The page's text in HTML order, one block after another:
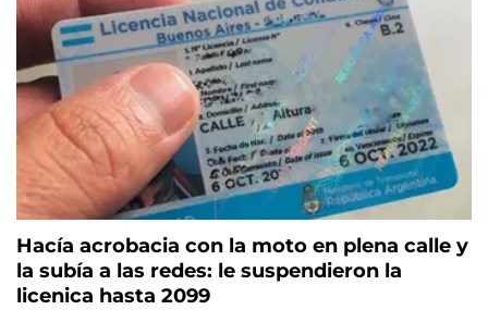
Hacía acrobacia con la moto en plena calle y
la subía a las redes: le suspendieron la
licenica hasta 2099